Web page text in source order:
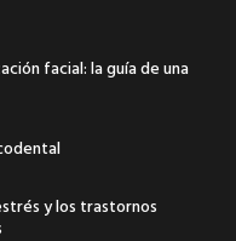
facial: la guía de una
y los trastornos